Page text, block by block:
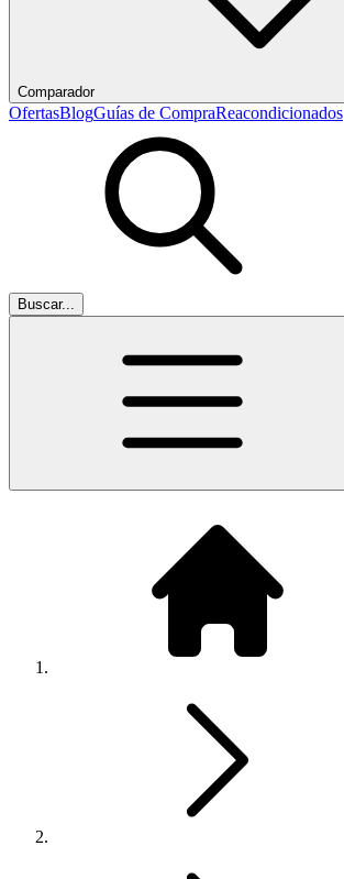
Comparador
OfertasBlogGuías de CompraReacondicionados
Buscar...